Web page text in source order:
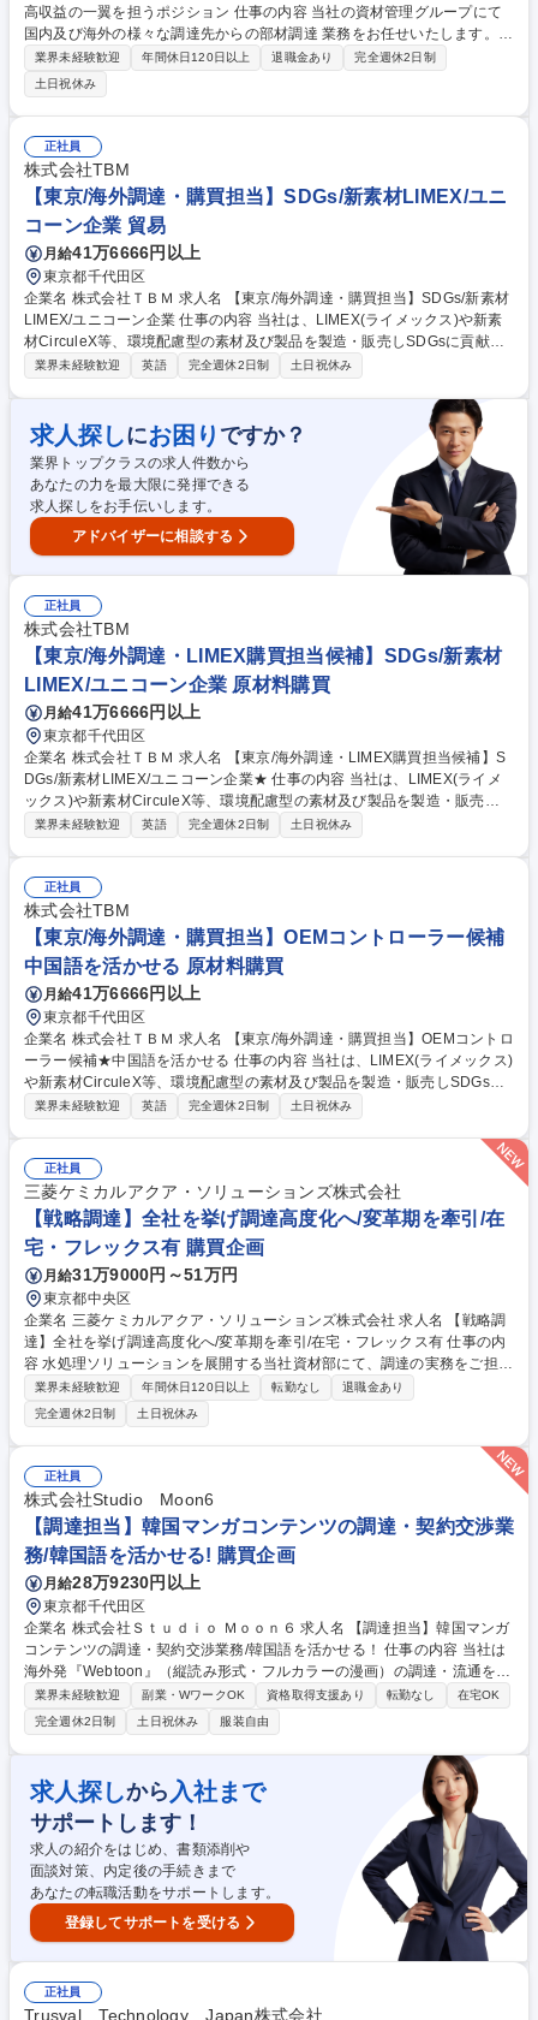
高収益の一翼を担うポジション 仕事の内容 当社の資材管理グループにて
国内及び海外の様々な調達先からの部材調達 業務をお任せいたします。世
界中から、適正な品質・最適なコストで部材調達を行うやりがいある仕事
です。 バイヤーは当社の特徴である高収益・ファブレス・即日出荷の一翼
を担っています。会社業績への貢献が実感できる仕事です。 【詳細】■部
材調達：発注~検収までの一連業務■納期交渉：調達先との交渉業務■取引
先管理：調達先への管理・指導など 【やりがい】オープンでフラットな社
風ですので、1人1人が自身で考え、責任を持って、自律的に働くことがで
きます。 募集職種 【大阪】資材購買（調達バイヤー）※高収益の一翼を
担うポジション
業界未経験歓迎 年間休日120日以上 退職金あり
完全週休2日制
土日祝休み
正社員
株式会社TBM
【東京/海外調達・購買担当】SDGs/新素材LIMEX/ユニ
コーン企業 貿易
月給41万6666円以上
東京都千代田区
企業名 株式会社ＴＢＭ 求人名 【東京/海外調達・購買担当】SDGs/新素材
LIMEX/ユニコーン企業 仕事の内容 当社は、LIMEX(ライメックス)や新素
材CirculeX等、環境配慮型の素材及び製品を製造・販売しSDGsに貢献す
るユニコーン企業です。そんな当社にて《海外調達・購買担当》を募集い
購買戦略の策定、委託先選定、国内外の輸送手配などサプライチェーンの
最適化を担います。 【具体的には】■調達・購買戦略の策定 ■委託先選定
および管理 ■各種契約締結・価格交渉 ■原価見積もり作成・低減活動 ■担
当商品のQCD最適化 ■輸出入含む国内外輸送の手配・最適物流の構築など
募集職種 【東京/海外調達・購買担当】SDGs/新素材LIMEX/ユニコーン企
業
業界未経験歓迎 英語 完全週休2日制 土日祝休み
求人探しにお困り ですか？
業界トップクラスの求人件数から
あなたの力を最大限に発揮できる
求人探しをお手伝いします。
アドバイザーに相談する
正社員
株式会社TBM
【東京/海外調達・LIMEX購買担当候補】SDGs/新素材
LIMEX/ユニコーン企業 原材料購買
月給41万6666円以上
東京都千代田区
企業名 株式会社ＴＢＭ 求人名 【東京/海外調達・LIMEX購買担当候補】S
DGs/新素材LIMEX/ユニコーン企業★ 仕事の内容 当社は、LIMEX(ライメ
ックス)や新素材CirculeX等、環境配慮型の素材及び製品を製造・販売しS
DGsに貢献するユニコーン企業です。そんな当社にて《海外調達・購買担
イチェーンの最適化を担います。 【具体的には】■調達・購買戦略の策定
■委託先選定および管理 ■各種契約締結・価格交渉 ■原価見積もり作成・低
減活動 ■担当商品のQCD最適化 ■輸出入含む国内外輸送の手配・最適物流
の構築など 募集職種 【東京/海外調達・LIMEX購買担当候補】SDGs/新素
材LIMEX/ユニコーン企業★
業界未経験歓迎 英語 完全週休2日制 土日祝休み
正社員
株式会社TBM
【東京/海外調達・購買担当】OEMコントローラー候補
中国語を活かせる 原材料購買
月給41万6666円以上
東京都千代田区
企業名 株式会社ＴＢＭ 求人名 【東京/海外調達・購買担当】OEMコントロ
ーラー候補★中国語を活かせる 仕事の内容 当社は、LIMEX(ライメックス)
や新素材CirculeX等、環境配慮型の素材及び製品を製造・販売しSDGsに
貢献するユニコーン企業です。そんな当社にて《海外調達・購買担当》を
調達や購買戦略の策定、委託先選定、国内外の輸送手配などサプライチェ
ーンの最適化を担います。 【具体的には】■調達・購買戦略の策定 ■委託
先選定および管理 ■各種契約締結・価格交渉 ■原価見積もり作成・低減活
動 ■担当商品のQCD最適化 ■輸出入含む国内外輸送の手配・最適物流の構
築など 募集職種 【東京/海外調達・購買担当】OEMコントローラー候補★
中国語を活かせる
業界未経験歓迎 英語 完全週休2日制 土日祝休み
正社員
三菱ケミカルアクア・ソリューションズ株式会社
【戦略調達】全社を挙げ調達高度化へ/変革期を牽引/在
宅・フレックス有 購買企画
月給31万9000円～51万円
東京都中央区
企業名 三菱ケミカルアクア・ソリューションズ株式会社 求人名 【戦略調
達】全社を挙げ調達高度化へ/変革期を牽引/在宅・フレックス有 仕事の内
容 水処理ソリューションを展開する当社資材部にて、調達の実務をご担当
いただきます。攻めの調達への転換を目指し、将来的には全社横断の調達
戦略企画やコスト削減、BCP強化に挑戦いただける環境です。 ■水処理プ
ラントに関わる資材・設備の調達、外注工事契約■設計段階から入り込む
コスト削減提案（フロントローディング）■サプライヤーの最適化・評
価、調達DXの推進■法令遵守（下請法など）やBCP（事業継続計画）の強
化 【仕事の魅力】機能別組織への移行期に伴い、裁量が大きく変革を牽引
できる環境です。 募集職種 【戦略調達】全社を挙げ調達高度化へ/変革期
を牽引/在宅・フレックス有
業界未経験歓迎 年間休日120日以上 転勤なし
退職金あり
完全週休2日制
土日祝休み
正社員
株式会社Studio Moon6
【調達担当】韓国マンガコンテンツの調達・契約交渉業
務/韓国語を活かせる! 購買企画
月給28万9230円以上
東京都千代田区
企業名 株式会社Ｓｔｕｄｉｏ Ｍｏｏｎ６ 求人名 【調達担当】韓国マンガ
コンテンツの調達・契約交渉業務/韓国語を活かせる！ 仕事の内容 当社は
海外発『Webtoon』（縦読み形式・フルカラーの漫画）の調達・流通を行
っております。韓国コンテンツの理解と韓国語スキルを活かし、調達業務
を中核としつつ、韓国の素晴らしい作品を日本の読者に届ける「文 化の架
け橋」としての役割を担っていただきます。 【詳細】■韓国マンガコンテ
ンツの調達・契約交渉業務（契約締結、納品・素材管理、条件交渉、権利
確認など）■韓国企業との折衝・連絡（メール、MTG、翻訳対応）■韓国
出張と現地イベント参加・商談■新規コンテンツプロバイダーの開拓 募集
職種 【調達担当】韓国マンガコンテンツの調達・契約交渉業務/韓国語を
活かせる！
業界未経験歓迎 副業・WワークOK 資格取得支援あり 転勤なし
在宅OK
完全週休2日制
土日祝休み 服装自由
求人探しから 入社まで
サポートします！
求人の紹介をはじめ、書類添削や
面談対策、内定後の手続きまで
あなたの転職活動をサポートします。
登録してサポートを受ける
正社員
Trusval Technology Japan株式会社